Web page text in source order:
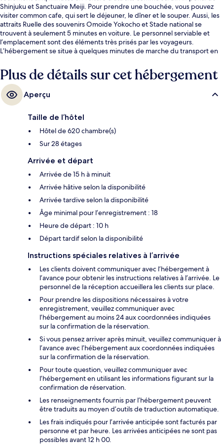
Shinjuku et Sanctuaire Meiji. Pour prendre une bouchée, vous pouvez
visiter common cafe, qui sert le déjeuner, le dîner et le souper. Aussi, les
attraits Ruelle des souvenirs Omoide Yokocho et Stade national se
trouvent à seulement 5 minutes en voiture. Le personnel serviable et
l’emplacement sont des éléments très prisés par les voyageurs.
L’hébergement se situe à quelques minutes de marche du transport en
et Station de métro Shinjuku-Sanchōme est à 8 minutes.
Plus de détails sur cet hébergement
Aperçu
Taille de l’hôtel
Hôtel de 620 chambre(s)
Sur 28 étages
Arrivée et départ
Arrivée de 15 h à minuit
Arrivée hâtive selon la disponibilité
Arrivée tardive selon la disponibilité
Âge minimal pour l’enregistrement : 18
Heure de départ : 10 h
Départ tardif selon la disponibilité
Instructions spéciales relatives à l’arrivée
Les clients doivent communiquer avec l’hébergement à
l’avance pour obtenir les instructions relatives à l’arrivée. Le
personnel de la réception accueillera les clients sur place.
Pour prendre les dispositions nécessaires à votre
enregistrement, veuillez communiquer avec
l’hébergement au moins 24 aux coordonnées indiquées
sur la confirmation de la réservation.
Si vous pensez arriver après minuit, veuillez communiquer à
l’avance avec l’hébergement aux coordonnées indiquées
sur la confirmation de la réservation.
Pour toute question, veuillez communiquer avec
l’hébergement en utilisant les informations figurant sur la
confirmation de réservation.
Les renseignements fournis par l’hébergement peuvent
être traduits au moyen d’outils de traduction automatique.
Les frais indiqués pour l’arrivée anticipée sont facturés par
personne et par heure. Les arrivées anticipées ne sont pas
possibles avant 12 h 00.